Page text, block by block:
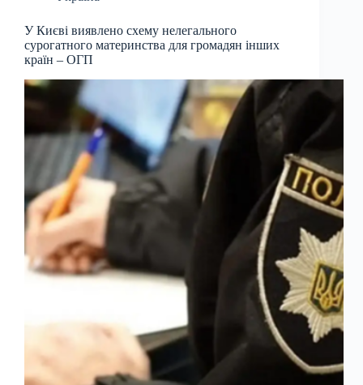
У Києві виявлено схему нелегального
сурогатного материнства для громадян інших
країн – ОГП